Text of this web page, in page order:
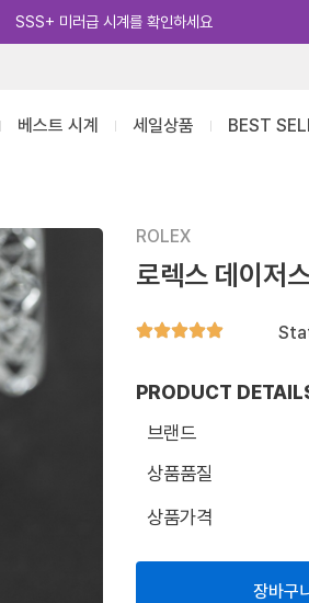
카카오톡 추가 [바로가기]
베스트 시계 세일상품 BEST
ROLEX
로렉스 데이저
PRODUCT
브랜드
상품품질
상품가격
장바구니